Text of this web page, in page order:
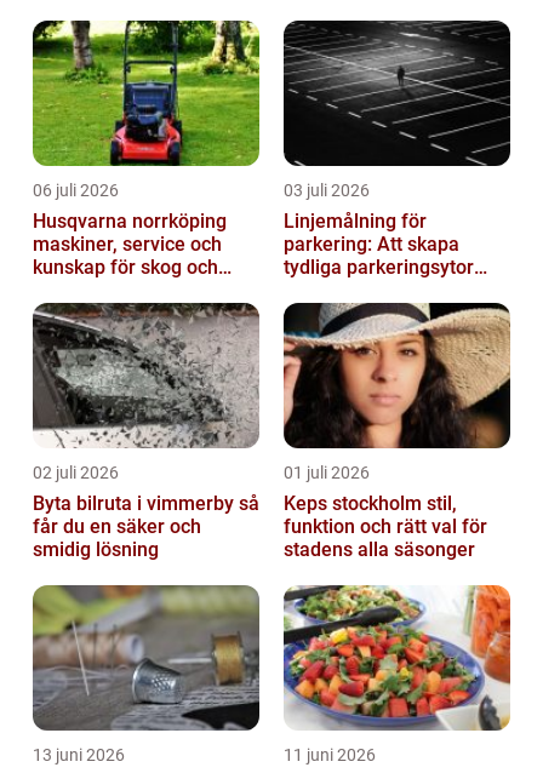
06 juli 2026
Husqvarna norrköping
maskiner, service och
kunskap för skog och
03 juli 2026
Linjemålning för
parkering: Att skapa
tydliga parkeringsytor
parkeringslinjer
02 juli 2026
Byta bilruta i vimmerby så
får du en säker och
smidig lösning
01 juli 2026
Keps stockholm stil,
funktion och rätt val för
stadens alla säsonger
13 juni 2026 11 juni 2026